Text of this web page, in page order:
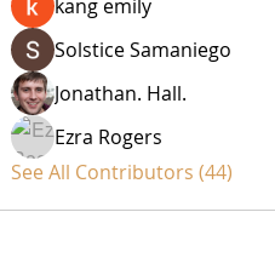
kang emily
Solstice Samaniego
Jonathan. Hall.
Ezra Rogers
See All Contributors (44)